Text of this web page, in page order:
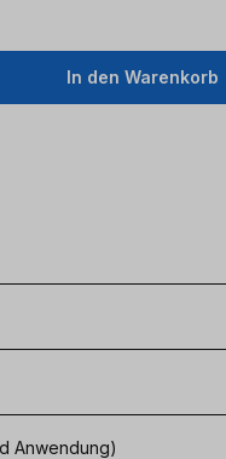
In den Warenkorb
Anwendung)